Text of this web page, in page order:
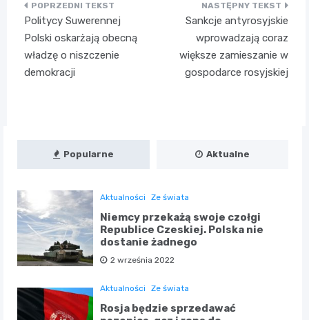
Nawigacja
wpisu
Politycy Suwerennej
Polski oskarżają obecną
władzę o niszczenie
demokracji
Sankcje antyrosyjskie
wprowadzają coraz
większe zamieszanie w
gospodarce rosyjskiej
Popularne Aktualne
Aktualności Ze świata
Niemcy przekażą swoje czołgi
Republice Czeskiej. Polska nie
dostanie żadnego
2 września 2022
Aktualności Ze świata
Rosja będzie sprzedawać